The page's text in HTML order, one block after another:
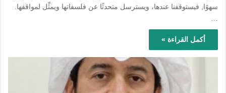
سهوًا, فيستوقفنا عندها، ويسترسل متحدثًا عن فلسفاتها ويمثِّل لمواقفها.
…
أكمل القراءة »